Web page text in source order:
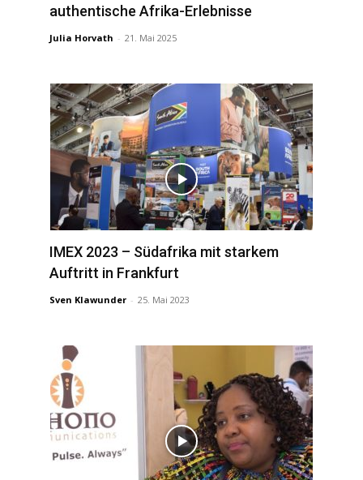
authentische Afrika-Erlebnisse
Julia Horvath - 21. Mai 2025
IMEX 2023 – Südafrika mit starkem
Auftritt in Frankfurt
Sven Klawunder - 25. Mai 2023